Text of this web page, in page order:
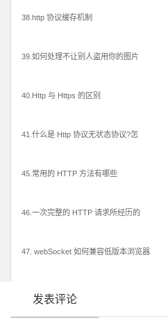
38.http 协议缓存机制
39.如何处理不让别人盗用你的图片
40.Http 与 Https 的区别
41.什么是 Http 协议无状态协议?怎
45.常用的 HTTP 方法有哪些
46.一次完整的 HTTP 请求所经历的
47. webSocket 如何兼容低版本浏览器
发表评论